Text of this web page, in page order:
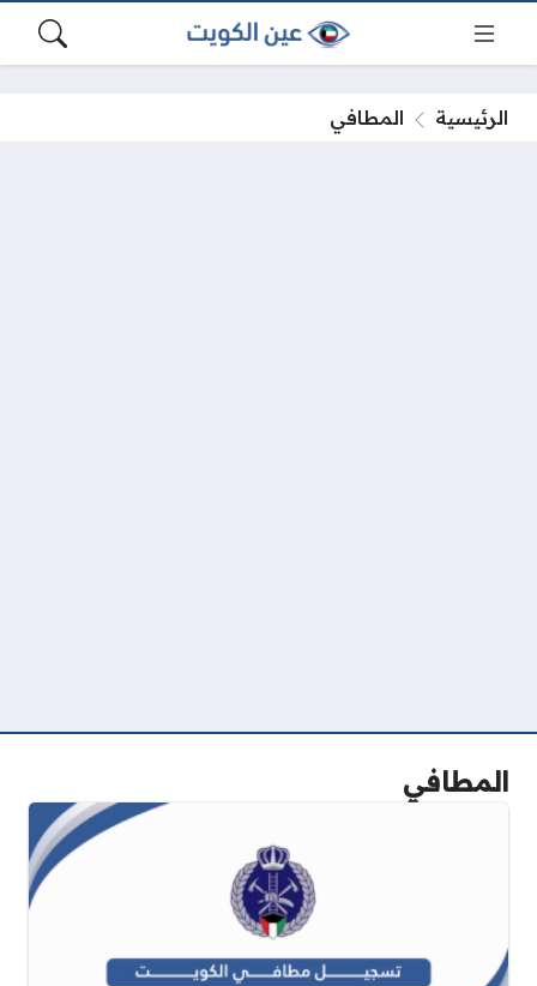
الرئيسية المطافي
المطافي